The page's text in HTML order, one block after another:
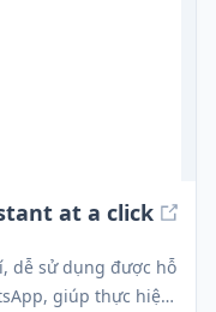
at a click
dễ sử dụng được hỗ
giúp thực hiện